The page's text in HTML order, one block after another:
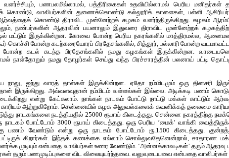
பணபலமில்லாமல், பத்திரிகைகள் உதவியில்லாமல் பெரிய
வாலிபர்களின் துணைக்கொண்டு கல்லூரிக் காளைகள், பள்ளி
கொண்டு திராவிட முன்னேற்றக் கழகம் வளர்ந்திருக்கிறது. கழகம்
நண்பர்களின் ஆதரவின் பயனாலும் இதுவரை திராவிட முன்னேற்றக்
மட்டும் இருக்கின்றன. கோவை போன்ற பெரிய நகரங்களில் மாத்திரமல்ல,
கொச்சி போன்ற கடற்கரையோரப் பிரதேசங்களில், சித்தூர், பல்லாரி போன்ற
கடல் கடந்த பிரதேசங்களில் நமது கழகங்கள் இருக்கின்றன.
நாள்தோறும் நமது தோழர்கள் செய்து வந்த பிரச்சாரத்தின் பலனாய் பட்டி
நாலு, ஐந்து வாரத் தாள்கள் இருக்கின்றன. ஏதோ நம்மிடமும் ஒரு தினசரி
இருக்கிறது. அவ்வளவுதான் நம்மிடம் வள்ளல்கள் இல்லை. அடிக்கடி பணம்
என்று கேட்கலாம். நாங்கள் நாடகம் போட்டு நாட்டு மக்கள் காட்டும்
ஆற்றுகிறோம். சென்னையில் கழக அலுவல்களைக் கவனிக்கத் தலைமை
நாடகங்களை நடத்தியதில் 25000 ரூபாய் கிடைத்தது. சென்னை நகரத்திற்கு
நாடகம் போட்டோம் 3000 ரூபாய் கிடைத்தது. ஒரு பெரிய ‘மைக்’ வாங்கி
பணம் வேண்டும் என்று ஒரு நாடகம் போட்டோம் ரூ.1500 கிடைத்தது.
கிறார்கள். இந்தக் கணக்கை எல்லாம் சொல்லுவதேனென்றால், சாதாரண
முடியும் என்பதை வாலிபர்கள் உணர வேண்டும். ‘அன்னக்காவடிகள்’ தரும் ஆதரவு
தரும் பணமுடிப்புகளை விட விலையுயர்ந்தவை. வலுவுடையவை என்பதை